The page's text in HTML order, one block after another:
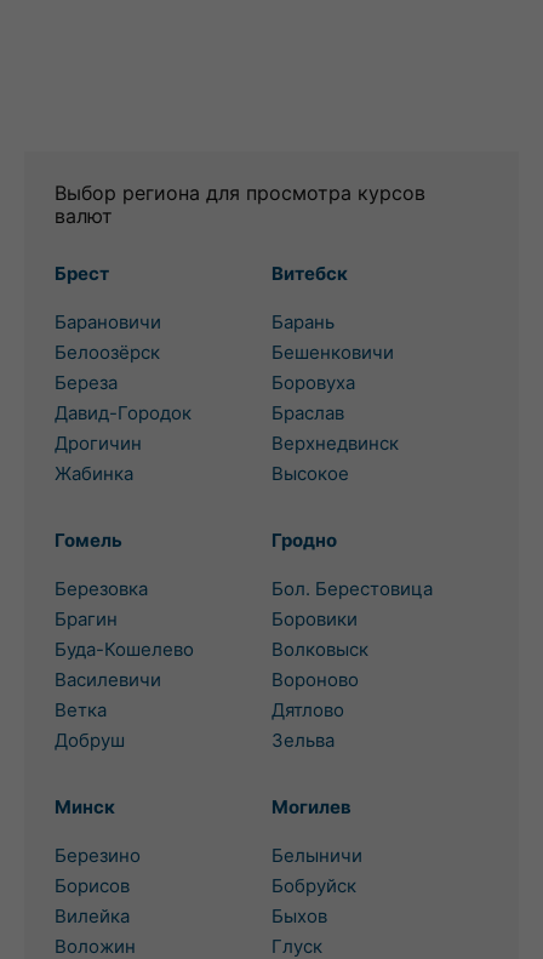
Выбор региона для просмотра курсов
валют
Брест
Барановичи
Белоозёрск
Береза
Давид-Городок
Дрогичин
Жабинка
Витебск
Барань
Бешенковичи
Боровуха
Браслав
Верхнедвинск
Высокое
Гомель
Березовка
Брагин
Буда-Кошелево
Василевичи
Ветка
Добруш
Гродно
Бол. Берестовица
Боровики
Волковыск
Вороново
Дятлово
Зельва
Минск
Березино
Борисов
Вилейка
Воложин
Могилев
Белыничи
Бобруйск
Быхов
Глуск